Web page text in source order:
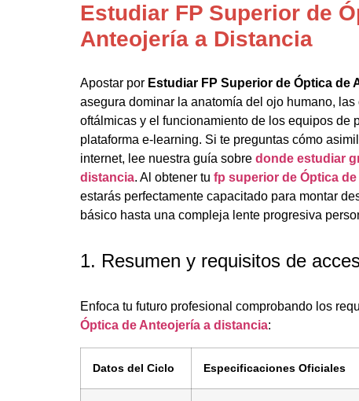
Estudiar FP Superior de
Anteojería a Distancia
Apostar por Estudiar FP Superior de Óptica de
asegura dominar la anatomía del ojo humano,
oftálmicas y el funcionamiento de los equipos de
plataforma e-learning. Si te preguntas cómo
internet, lee nuestra guía sobre donde estudiar
distancia. Al obtener tu fp superior de Óptica
estarás perfectamente capacitado para montar
básico hasta una compleja lente progresiva
1. Resumen y requisitos de
Enfoca tu futuro profesional comprobando los
Óptica de Anteojería a distancia:
Datos del Ciclo Especificaciones Oficiales